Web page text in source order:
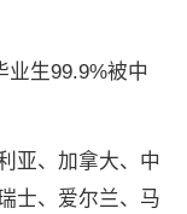
业生99.9%被中
亚、加拿大、中
士、爱尔兰、马